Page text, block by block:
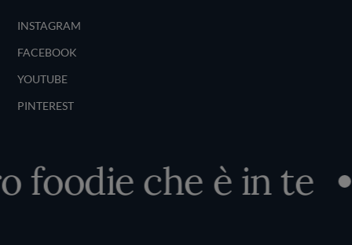
INSTAGRAM
FACEBOOK
YOUTUBE
PINTEREST
che è in te